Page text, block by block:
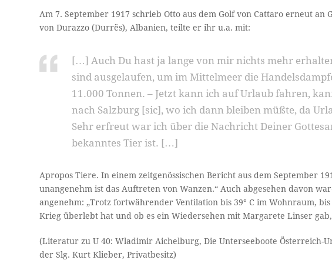
Am 7. September 1917 schrieb Otto aus dem Golf von Cattaro erneut
von Durazzo (Durrës), Albanien, teilte er ihr u.a. mit:
[…] Auch Du hast ja lange von mir nichts mehr
sind ausgelaufen, um im Mittelmeer die
11.000 Tonnen. – Jetzt kann ich auf Urlaub fahren,
nach Salzburg [sic], wo ich dann bleiben müßte, da
Sehr erfreut war ich über die Nachricht Deiner
bekanntes Tier ist. […]
Apropos Tiere. In einem zeitgenössischen Bericht aus dem September
unangenehm ist das Auftreten von Wanzen.“ Auch abgesehen davon
angenehm: „Trotz fortwährender Ventilation bis 39° C im Wohnraum, bis
Krieg überlebt hat und ob es ein Wiedersehen mit Margarete Linser
(Literatur zu U 40: Wladimir Aichelburg, Die Unterseeboote Österreich-
der Slg. Kurt Klieber, Privatbesitz)